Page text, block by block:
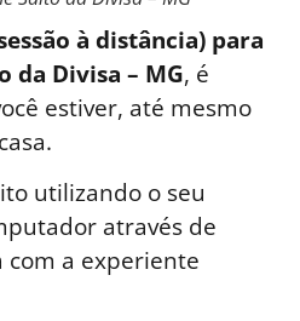
à distância) para
da Divisa – MG, é
estiver, até mesmo
utilizando o seu
através de
com a experiente